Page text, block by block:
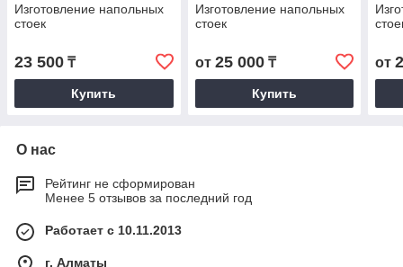
Изготовление напольных
стоек
23 500 ₸
Купить
Изготовление напольных
стоек
от 25 000₸
Купить
от
О нас
Рейтинг не сформирован
Менее 5 отзывов за последний год
Работает с 10.11.2013
г. Алматы